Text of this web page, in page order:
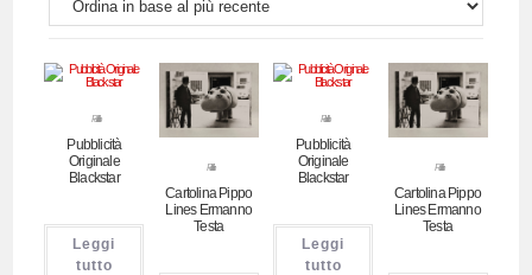
Pubblicitari
Pubblicità
Originale
Blackstar
Leggi
tutto
Pubblicitari
Cartolina Pippo
Lines Ermanno
Testa
Pubblicitari
Pubblicità
Originale
Blackstar
Leggi
tutto
Pubblicitari
Cartolina Pippo
Lines Ermanno
Testa